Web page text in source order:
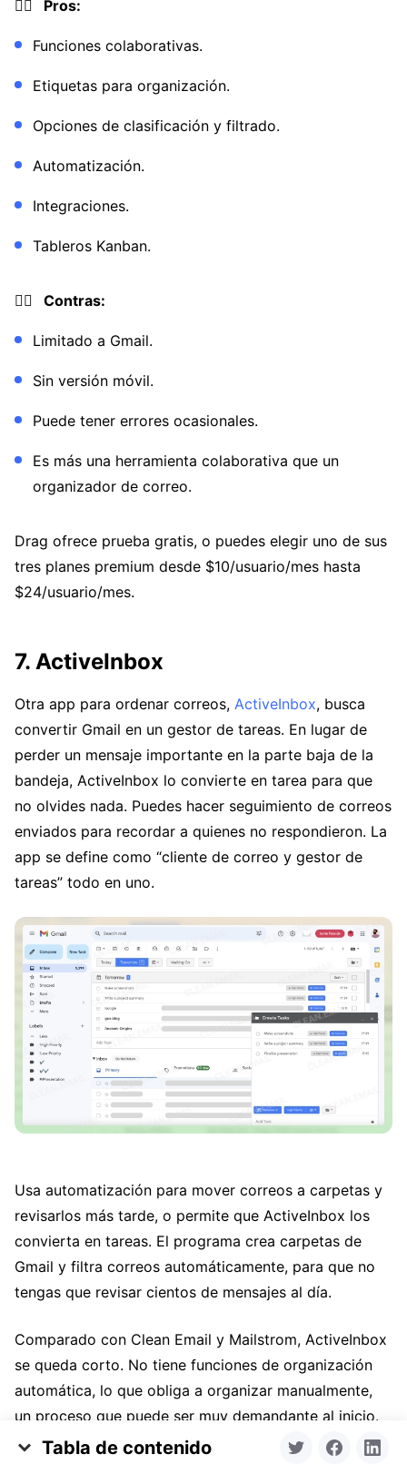
Tabla de contenido
👍🏼 Pros:
Funciones colaborativas.
Etiquetas para organización.
Opciones de clasificación y filtrado.
Automatización.
Integraciones.
Tableros Kanban.
👎🏼 Contras:
Limitado a Gmail.
Sin versión móvil.
Puede tener errores ocasionales.
Es más una herramienta colaborativa que un
organizador de correo.
Drag ofrece prueba gratis, o puedes elegir uno de sus
tres planes premium desde $10/usuario/mes hasta
$24/usuario/mes.
7. ActiveInbox
Otra app para ordenar correos, ActiveInbox, busca
convertir Gmail en un gestor de tareas. En lugar de
perder un mensaje importante en la parte baja de la
bandeja, ActiveInbox lo convierte en tarea para que
no olvides nada. Puedes hacer seguimiento de correos
enviados para recordar a quienes no respondieron. La
app se define como “cliente de correo y gestor de
tareas” todo en uno.
Usa automatización para mover correos a carpetas y
revisarlos más tarde, o permite que ActiveInbox los
convierta en tareas. El programa crea carpetas de
Gmail y filtra correos automáticamente, para que no
tengas que revisar cientos de mensajes al día.
Comparado con Clean Email y Mailstrom, ActiveInbox
se queda corto. No tiene funciones de organización
automática, lo que obliga a organizar manualmente,
un proceso que puede ser muy demandante al inicio.